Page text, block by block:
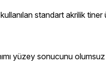
standart akrilik tiner
yüzey sonucunu